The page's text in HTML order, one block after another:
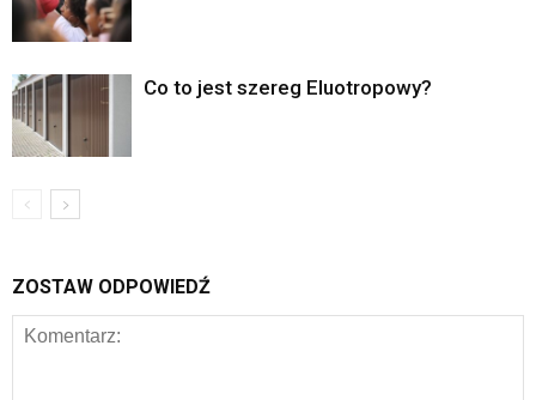
Co to jest szereg Eluotropowy?
ZOSTAW ODPOWIEDŹ